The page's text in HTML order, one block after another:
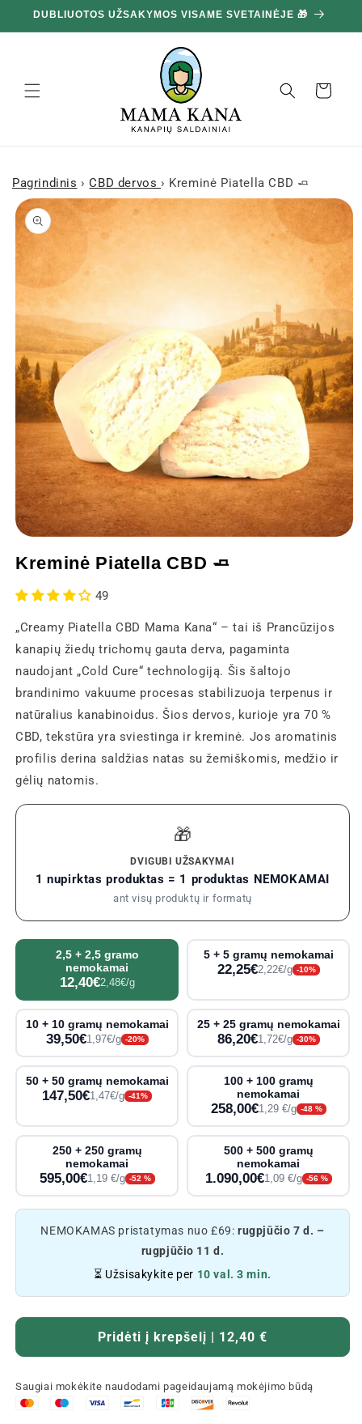
ir pereikite
prie turinio
100 G DOVANA UŽ KIEKVIENUS IŠLEISTUS 100 € 🔥
Krepšelis
Pagrindinis › CBD dervos › Kreminė Piatella CBD 🧈
Pereiti prie
informacijos
apie gaminį
1
lange
Kreminė Piatella CBD 🧈
49
„Creamy Piatella CBD Mama Kana“ – tai iš Prancūzijos
kanapių žiedų trichomų gauta derva, pagaminta
naudojant „Cold Cure“ technologiją. Šis šaltojo
brandinimo vakuume procesas stabilizuoja terpenus ir
natūralius kanabinoidus. Šios dervos, kurioje yra 70 %
CBD, tekstūra yra sviestinga ir kreminė. Jos aromatinis
profilis derina saldžias natas su žemiškomis, medžio ir
gėlių natomis.
🎁
DVIGUBI UŽSAKYMAI
1 nupirktas produktas = 1 produktas NEMOKAMAI
ant visų produktų ir formatų
2,5 + 2,5 gramo
nemokamai
12,40€2,48€/g
5 + 5 gramų nemokamai
22,25€2,22€/g -10%
10 + 10 gramų nemokamai
39,50€1,97€/g -20%
25 + 25 gramų nemokamai
86,20€1,72€/g -30%
50 + 50 gramų nemokamai
147,50€1,47€/g -41%
100 + 100 gramų
nemokamai
258,00€1,29 €/g -48 %
250 + 250 gramų
nemokamai
595,00€1,19 €/g -52 %
500 + 500 gramų
nemokamai
1.090,00€1,09 €/g -56 %
NEMOKAMAS pristatymas nuo £69: rugpjūčio 7 d. –
rugpjūčio 11 d.
⏳ Užsisakykite per 10 val. 3 min.
Pridėti į krepšelį | 12,40 €
Saugiai mokėkite naudodami pageidaujamą mokėjimo būdą